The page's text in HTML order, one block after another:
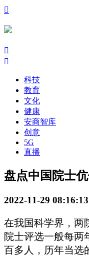

󰃙
󰆉
科技
教育
文化
健康
安商智库
创意
5G
直播
盘点中国院士
2022-11-29 08:16:13
在我国科学界，两
院士评选一般每两
百多人，历年当选